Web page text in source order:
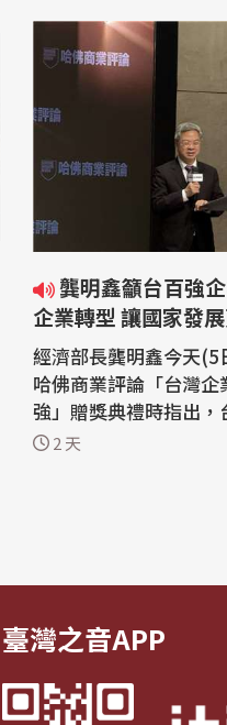
龔明鑫籲台百強企業挺中小微
企業轉型 讓國家發
經濟部長龔明鑫今天
哈佛商業評論「台灣企
強」贈獎典禮時指出，
表現亮眼，尤其高科技
2 天
臺灣之音APP